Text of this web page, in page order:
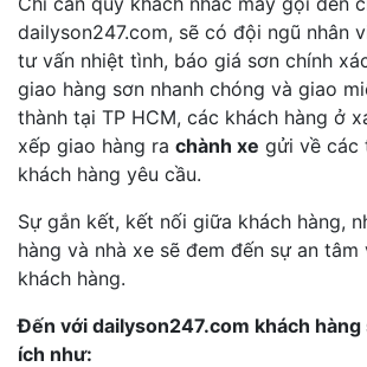
dailyson247.com, sẽ có đội ngũ nhân
tư vấn nhiệt tình, báo giá sơn chính
giao hàng sơn nhanh chóng và giao
thành tại TP HCM, các khách hàng ở
xếp giao hàng ra chành xe gửi về các
khách hàng yêu cầu.
Sự gắn kết, kết nối giữa khách hàng,
hàng và nhà xe sẽ đem đến sự an
khách hàng.
Đến với dailyson247.com khách hàng
ích như: